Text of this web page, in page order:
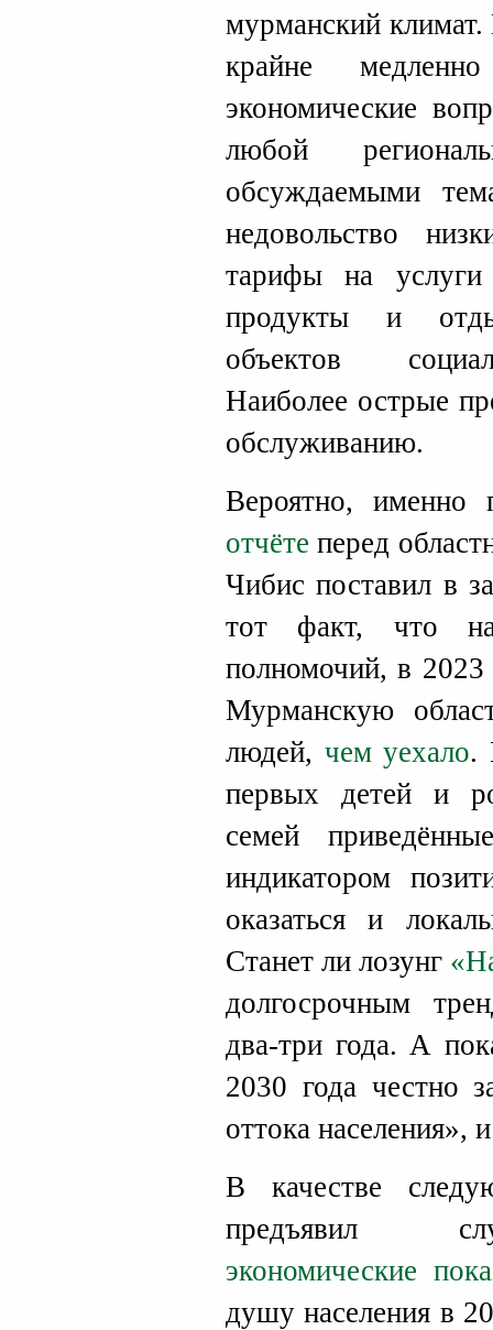
мурманский климат.
крайне
экономические
любой
обсуждаемыми
недовольство
тарифы на
продукты и
объектов
Наиболее острые
обслуживанию.
Вероятно,
отчёте перед
Чибис поставил в
тот факт, что
полномочий, в 2023
Мурманскую
людей, чем уехало.
первых детей и
семей
индикатором
оказаться и
Станет ли лозунг
долгосрочным
два-три года. А
2030 года честно
оттока населения»,
В качестве
предъявил
экономические
душу населения в